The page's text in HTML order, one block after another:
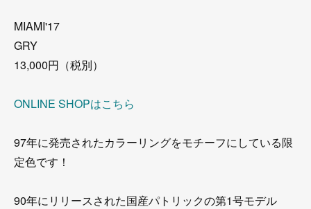
MIAMI'17
GRY
13,000円（税別）
ONLINE SHOPはこちら
97年に発売されたカラーリングをモチーフにしている限
定色です！
90年にリリースされた国産パトリックの第1号モデル